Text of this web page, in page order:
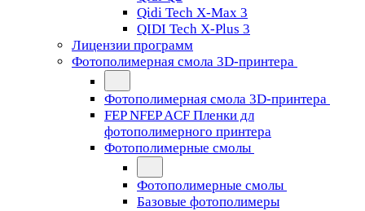
Qidi Tech X-Max 3
QIDI Tech X-Plus 3
Лицензии программ
Фотополимерная смола 3D-принтера
Фотополимерная смола 3D-принтера
FEP NFEP ACF Пленки дл
фотополимерного принтера
Фотополимерные смолы
Фотополимерные смолы
Базовые фотополимеры